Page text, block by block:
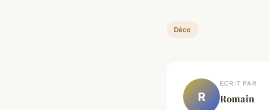
Déco
R
ECRIT PAR
Romain